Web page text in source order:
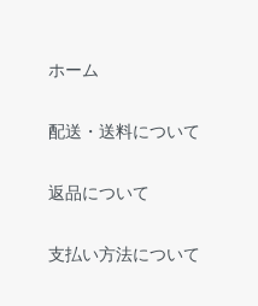
ホーム
配送・送料について
返品について
支払い方法について